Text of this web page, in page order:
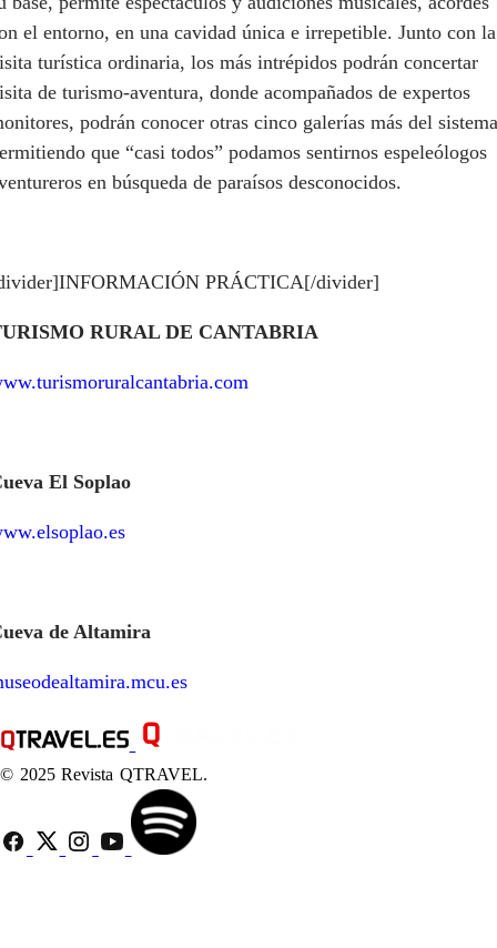
el entorno, en una cavidad única e irrepetible. Junto con la
turística ordinaria, los más intrépidos podrán concertar
de turismo-aventura, donde acompañados de expertos
podrán conocer otras cinco galerías más del
que “casi todos” podamos sentirnos espeleólogos
en búsqueda de paraísos desconocidos.
PRÁCTICA[/divider]
RURAL DE CANTABRIA
El Soplao
de Altamira
© 2025 Revista QTRAVEL.